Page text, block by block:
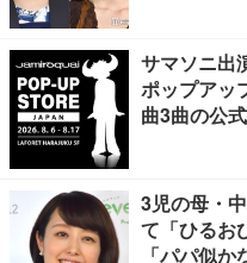
サマソニ出
ポップアッ
曲3曲の公
3児の母・
て「ひるお
「パパ似